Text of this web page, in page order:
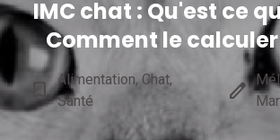
IMC chat : Qu'est ce
Comment le
bookmark_border Alimentation, Chat,
Santé
edit